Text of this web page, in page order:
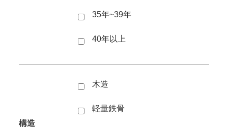
35年~39年
40年以上
構造
木造
軽量鉄骨